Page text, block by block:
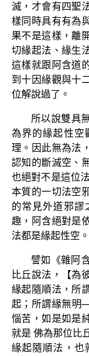
滅，才會有四聖
樣同時具有有為
果不是這樣，離
切緣起法、緣生
這樣就跟阿含道
到十因緣觀與十
位解說過了。
所以說雙具
為界的緣起性空
理。因此無為法
認知的斷滅空、
也絕對不是這位
本質的一切法空
的常見外道邪謬
趣，阿含絕對是
法都是緣起性空。
譬如《雜阿
比丘說法，【為
緣起隨順法，所
起；所謂緣無明
惱苦，如是如是
就是 佛為那位比
緣起隨順法，也